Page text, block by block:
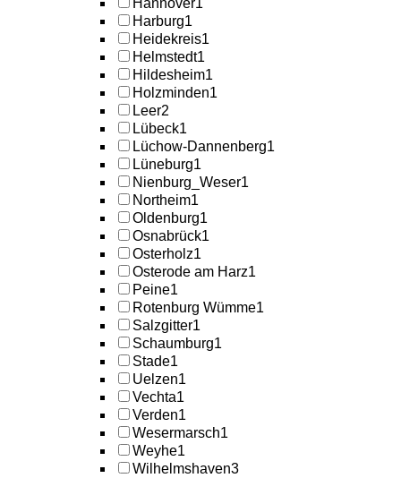
Hannover1
Harburg1
Heidekreis1
Helmstedt1
Hildesheim1
Holzminden1
Leer2
Lübeck1
Lüchow-Dannenberg1
Lüneburg1
Nienburg_Weser1
Northeim1
Oldenburg1
Osnabrück1
Osterholz1
Osterode am Harz1
Peine1
Rotenburg Wümme1
Salzgitter1
Schaumburg1
Stade1
Uelzen1
Vechta1
Verden1
Wesermarsch1
Weyhe1
Wilhelmshaven3